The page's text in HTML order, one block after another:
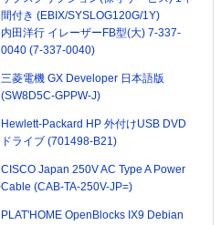
間付き (EBIX/SYSLOG120G/1Y)
内田洋行 イレーザーFB型(大) 7-337-
0040 (7-337-0040)
三菱電機 GX Developer 日本語版
(SW8D5C-GPPW-J)
Hewlett-Packard HP 外付けUSB DVD
ドライブ (701498-B21)
CISCO Japan 250V AC Type A Power
Cable (CAB-TA-250V-JP=)
PLAT'HOME OpenBlocks IX9 Debian